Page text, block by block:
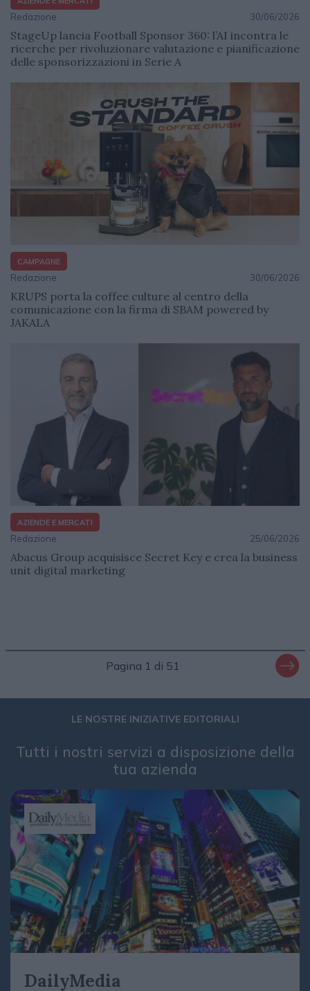
Redazione 30/06/2026
StageUp lancia Football Sponsor 360: l’AI incontra le
ricerche per rivoluzionare valutazione e pianificazione
delle sponsorizzazioni in Serie A
CAMPAGNE
Redazione 30/06/2026
KRUPS porta la coffee culture al centro della
comunicazione con la firma di SBAM powered by
JAKALA
AZIENDE E MERCATI
Redazione 25/06/2026
Abacus Group acquisisce Secret Key e crea la business
unit digital marketing
Pagina 1 di 51
LE NOSTRE INIZIATIVE EDITORIALI
Tutti i nostri servizi a disposizione della
tua azienda
DailyMedia